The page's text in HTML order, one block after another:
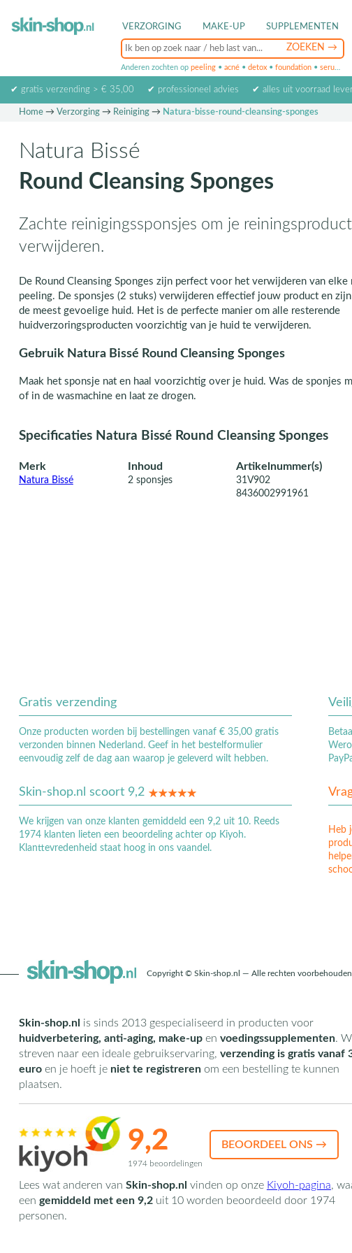
VERZORGING MAKE-UP SUPPLEMENTEN
Anderen zochten op peeling • acné • detox • foundation • serum
✔ gratis verzending > € 35,00 ✔ professioneel advies ✔ alles uit voorraad
Home→ Verzorging→ Reiniging→ Natura-bisse-round-cleansing-sponges
Natura Bissé
Round Cleansing Sponges
Zachte reinigingssponsjes om je
verwijderen.
De Round Cleansing Sponges zijn perfect voor het verwijderen van elke
peeling. De sponsjes (2 stuks) verwijderen effectief jouw product en
de meest gevoelige huid. Het is de perfecte manier om alle resterende
huidverzoringsproducten voorzichtig van je huid te verwijderen.
Gebruik Natura Bissé Round Cleansing Sponges
Maak het sponsje nat en haal voorzichtig over je huid. Was de sponjes
of in de wasmachine en laat ze drogen.
Specificaties Natura Bissé Round Cleansing Sponges
Merk
Natura Bissé
Inhoud
2 sponsjes
Artikelnummer(s)
31V902
8436002991961
Gratis verzending
Onze producten worden bij bestellingen vanaf € 35,00 gratis
verzonden binnen Nederland. Geef in het bestelformulier
eenvoudig zelf de dag aan waarop je geleverd wilt hebben.
Skin-shop.nl scoort 9,2
We krijgen van onze klanten gemiddeld een 9,2 uit 10. Reeds
1974 klanten lieten een beoordeling achter op Kiyoh.
Klanttevredenheid staat hoog in ons vaandel.
Heb
Copyright © Skin-shop.nl — Alle rechten
Skin-shop.nl is sinds 2013 gespecialiseerd in producten voor
huidverbetering, anti-aging, make-upen voedingssupplementen.
streven naar een ideale gebruikservaring, verzending is gratis vanaf
euroen je hoeft je niet te registrerenom een bestelling te kunnen
plaatsen.
9,2
1974 beoordelingen
BEOORDEEL ONS →
Lees wat anderen van Skin-shop.nl vinden op onze Kiyoh-pagina,
een gemiddeld met een 9,2uit 10worden beoordeeld door 1974
personen.